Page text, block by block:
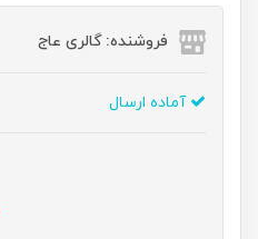
فروشنده: گالری عاج
آماده ارسال